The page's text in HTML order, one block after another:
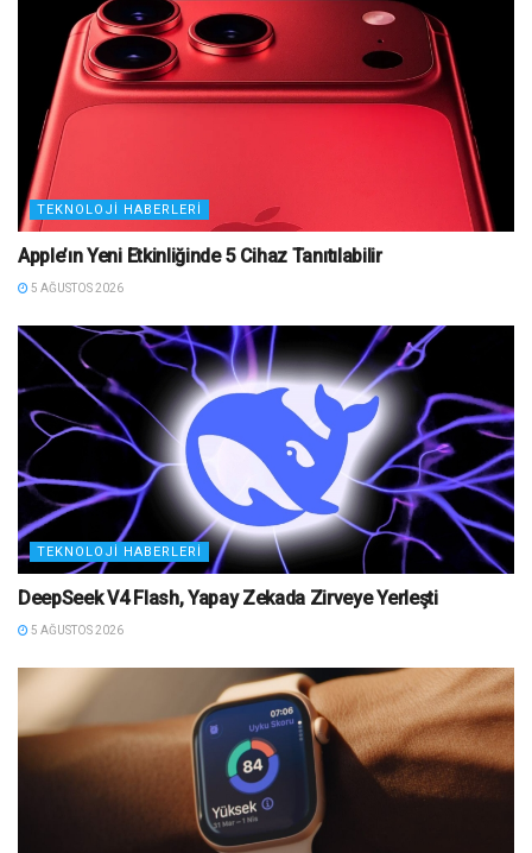
TEKNOLOJI HABERLERI
Apple’ın Yeni Etkinliğinde 5 Cihaz Tanıtılabilir
5 AĞUSTOS 2026
TEKNOLOJI HABERLERI
DeepSeek V4 Flash, Yapay Zekada Zirveye Yerleşti
5 AĞUSTOS 2026